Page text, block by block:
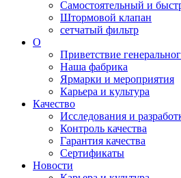
Самостоятельный и
Штормовой клапан
сетчатый фильтр
О
Приветствие
Наша фабрика
Ярмарки и мероприятия
Карьера и культура
Качество
Исследования и
Контроль качества
Гарантия качества
Сертификаты
Новости